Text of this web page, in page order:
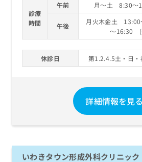
診療
時間
午前 月～土 8:30～
午後
月火木金土
～16:30 (
休診日 第1.2.4.5土・日
詳細情報を見る
いわきタウン形成外科クリニッ